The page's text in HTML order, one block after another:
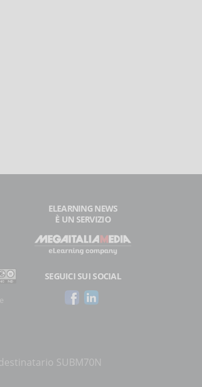
ELEARNING NEWS
È UN SERVIZIO
SEGUICI SUI SOCIAL
SUBM70N